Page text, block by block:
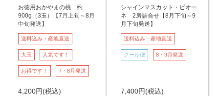
お徳用おかやまの桃 約
900g（3玉）【7月上旬～8月
中旬発送】
送料込み・産地直送
大玉 人気です！
お得です！ 7・8月発送
4,200円(税込)
シャインマスカット・ピオー
ネ 2房詰合せ【8月下旬～9
月下旬発送】
送料込み・産地直送
クール便 8・9月発送
7,400円(税込)